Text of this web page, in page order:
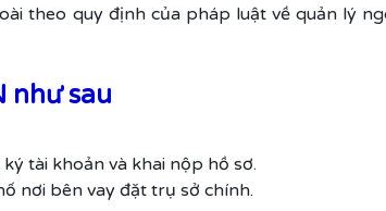
theo quy định của pháp luật về quản lý
như sau
tài khoản và khai nộp hồ sơ.
nơi bên vay đặt trụ sở chính.